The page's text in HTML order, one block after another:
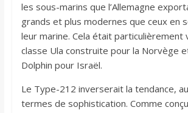
les sous-marins que l’Allemagne
grands et plus modernes que ceux en
leur marine. Cela était particulièrement
classe Ula construite pour la Norvège
Dolphin pour Israël.
Le Type-212 inverserait la tendance,
termes de sophistication. Comme conçu